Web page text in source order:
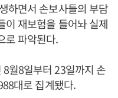
하면서 손보사들의 부담
이 재보험을 들어놔 실제
로 파악된다.
월8일부터 23일까지 손
대로 집계됐다.